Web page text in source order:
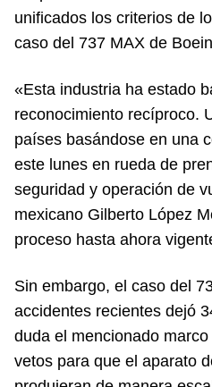
unificados los criterios de
caso del 737 MAX de
«Esta industria ha estado
reconocimiento recíproco.
países basándose en una
este lunes en rueda de
seguridad y operación de
mexicano Gilberto López
proceso hasta ahora
Sin embargo, el caso del
accidentes recientes dejó
duda el mencionado
vetos para que el aparato